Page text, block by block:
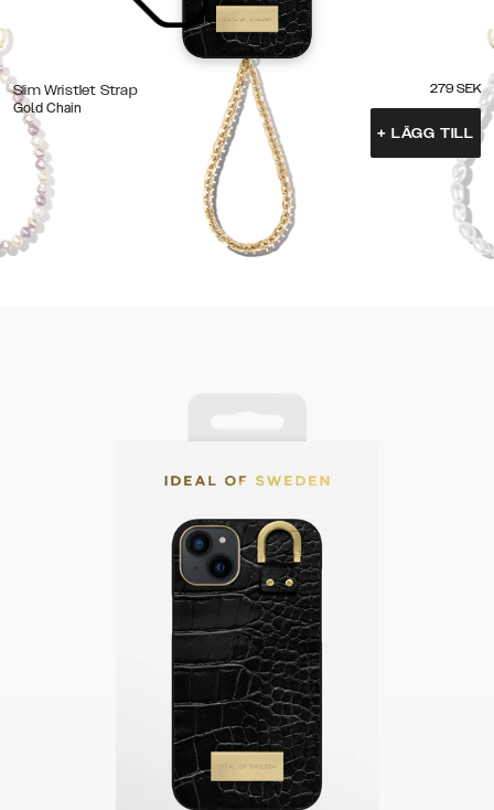
Slim Wristlet Strap
Gold Chain
279 SEK
+ LÄGG TILL